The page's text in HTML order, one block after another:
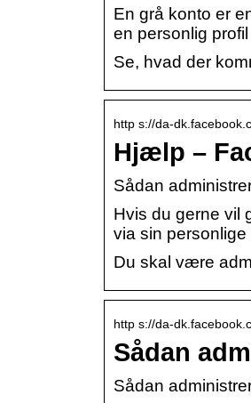
En grå konto er
en personlig
Se, hvad der
http s://da-
Hjælp –
Sådan
Hvis du gerne vil
via sin
Du skal være
http s://da-
Sådan
Sådan